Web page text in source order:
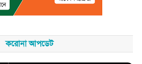
করোনা আপডেট